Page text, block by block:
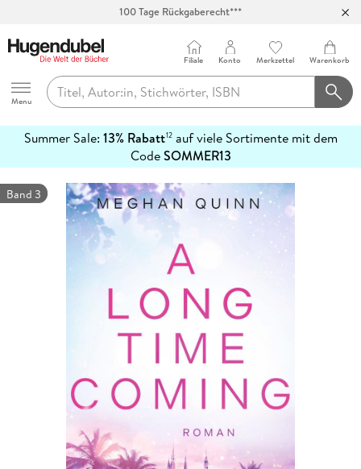
Abholung in über 100 Filialen
Hugendubel
Menu
Filiale Konto Merkzettel Warenkorb
Summer Sale: 13% Rabatt12auf viele Sortimente mit dem
CodeSOMMER13
erfahren
Band 3